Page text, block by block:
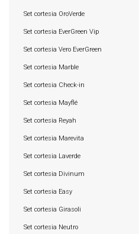
Set cortesia OroVerde
Set cortesia EverGreen Vip
Set cortesia Vero EverGreen
Set cortesia Marble
Set cortesia Check-in
Set cortesia Mayflé
Set cortesia Reyah
Set cortesia Marevita
Set cortesia Laverde
Set cortesia Divinum
Set cortesia Easy
Set cortesia Girasoli
Set cortesia Neutro